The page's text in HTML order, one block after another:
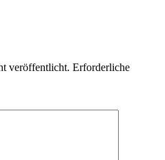
veröffentlicht. Erforderliche